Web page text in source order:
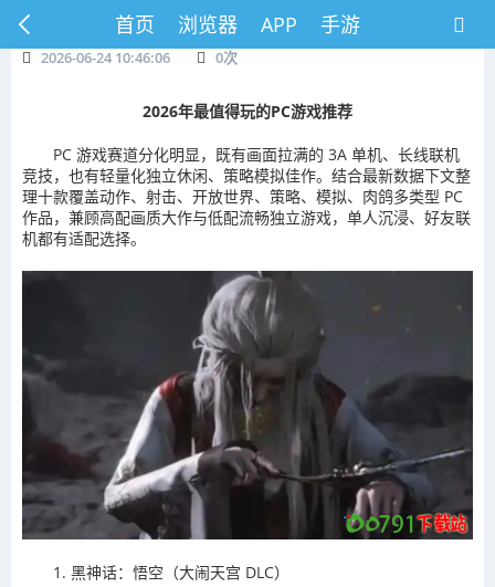
首页 浏览器 APP 手游
2026-06-24 10:46:06 0次
2026年最值得玩的PC游戏推荐
PC 游戏赛道分化明显，既有画面拉满的 3A 单机、长线联机
竞技，也有轻量化独立休闲、策略模拟佳作。结合最新数据下文整
理十款覆盖动作、射击、开放世界、策略、模拟、肉鸽多类型 PC
作品，兼顾高配画质大作与低配流畅独立游戏，单人沉浸、好友联
机都有适配选择。
1. 黑神话：悟空（大闹天宫 DLC）